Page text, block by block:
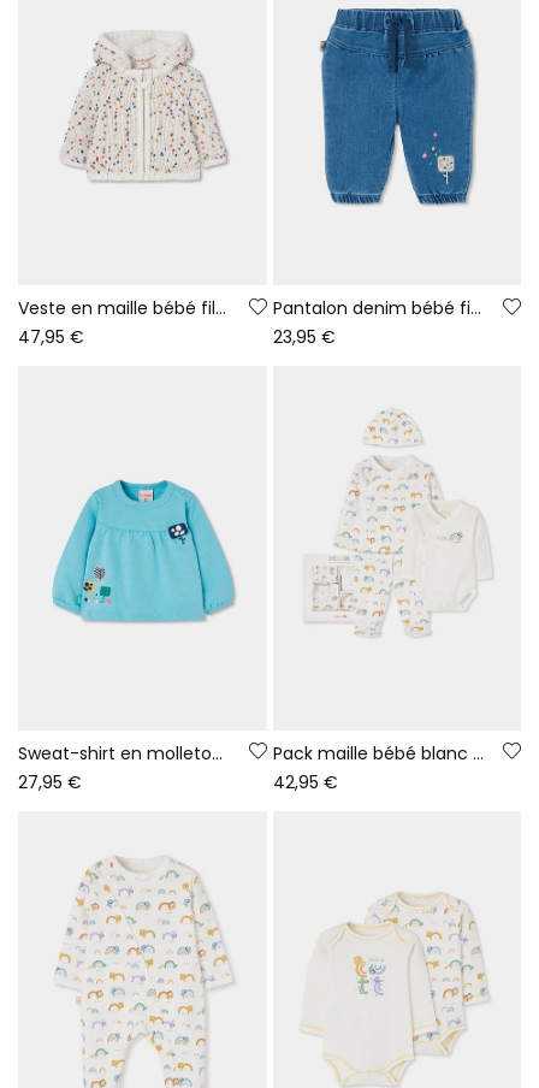
Veste en maille bébé fille blanc cassé avec points multicolores
47,95 €
Pantalon denim bébé fille bleu brodé glace
23,95 €
Sweat-shirt en molleton bébé fille vert imprimé fleurs
27,95 €
Pack maille bébé blanc imprimé arc-en-ciel et animaux
42,95 €